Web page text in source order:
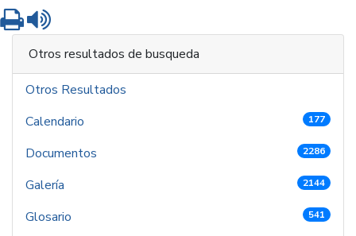
Imprimir
Otros resultados de busqueda
Otros Resultados
Calendario
177
Documentos 2286
Galería 2144
Glosario 541